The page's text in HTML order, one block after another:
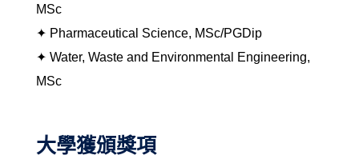
MSc
✦ Pharmaceutical Science, MSc/PGDip
✦ Water, Waste and Environmental Engineering,
MSc
大學獲頒獎項